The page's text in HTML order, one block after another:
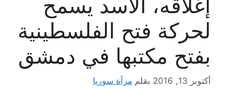
إغلاقه، الأسد يسمح
لحركة فتح الفلسطينية
بفتح مكتبها في دمشق
أكتوبر 13, 2016 بقلم مرآة سوريا